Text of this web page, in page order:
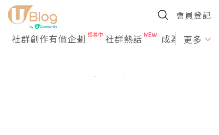
會員登記
社群創作有價企劃 社群熱話 成為U更多